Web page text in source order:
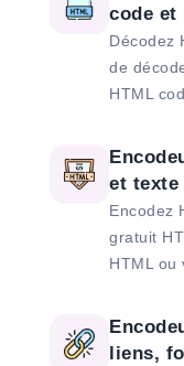
code et
Décodez
de
HTML
et texte
Encodez
gratuit
HTML ou
liens,